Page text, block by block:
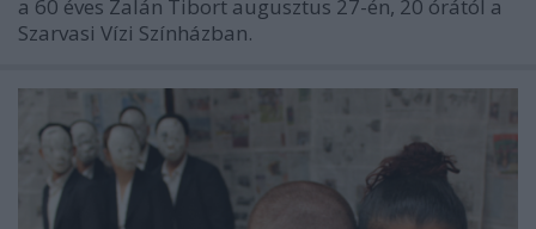
a 60 éves Zalán Tibort augusztus 27-én, 20 órától a
Szarvasi Vízi Színházban.